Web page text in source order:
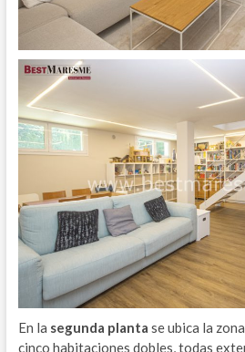
En la segunda planta se ubica la
cinco habitaciones dobles, todas